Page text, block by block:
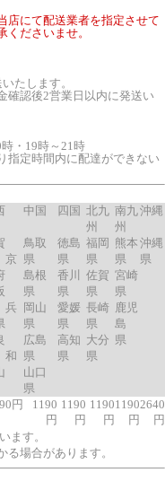
店にて配送業者を指定させて
ださいませ。
たします。
認後2営業日以内に発送い
・19時～21時
指定時間内に配達ができない
中国 四国 北九
州
南九
州
沖縄
鳥取
県
島根
県
岡山
県
広島
県
山口
県
徳島
県
香川
県
愛媛
県
高知
県
福岡
県
佐賀
県
長崎
県
大分
県
熊本
県
宮崎
県
鹿児
島
県
沖縄
県
円
1190
円
1190
円
1190
円
1190
円
2640
円
ます。
場合があります。